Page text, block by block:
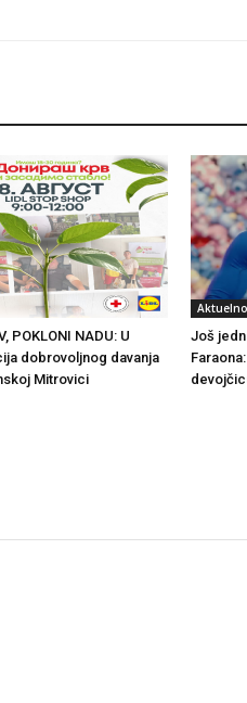
POKLONI NADU: U
dobrovoljnog davanja
Mitrovici
Aktuelno
Još